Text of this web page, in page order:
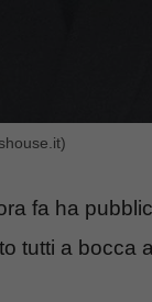
fa ha
tutti a bocca